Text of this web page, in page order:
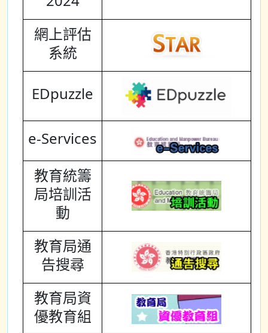
網上評估
系統
EDpuzzle
e-Services
教育統籌
局培訓活
動
教育局通
告搜尋
教育局資
優教育組